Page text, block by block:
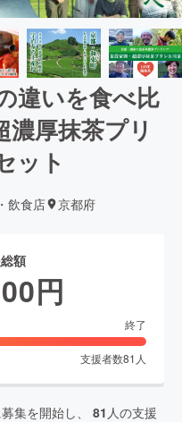
違いを食べ比
厚抹茶プリ
ット
飲食店 京都府
額
円
終了
支援者数81 人
集を開始し、 81 人の支援